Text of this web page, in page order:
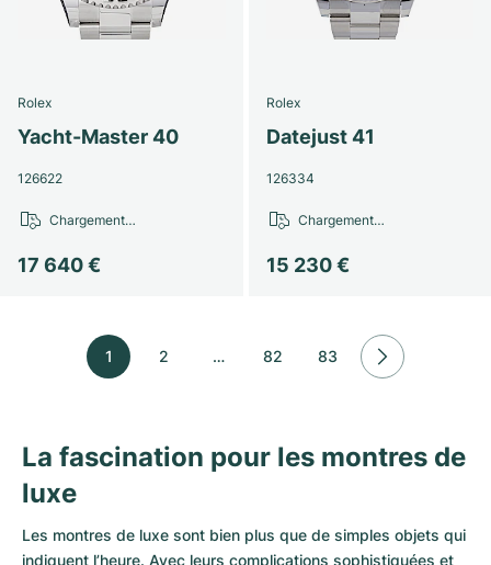
Rolex
Yacht-Master 40
126622
17 640 €
Chargement…
Rolex
Datejust 41
126334
15 230 €
Chargement…
1 2 … 82 83
La fascination pour les montres de
luxe
Les montres de luxe sont bien plus que de simples objets qui
indiquent l’heure. Avec leurs complications sophistiquées et